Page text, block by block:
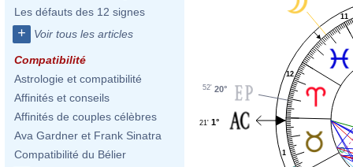
Les défauts des 12 signes
+ Voir tous les articles
Compatibilité
Astrologie et compatibilité
Affinités et conseils
Affinités de couples célèbres
Ava Gardner et Frank Sinatra
Compatibilité du Bélier
1
11
12
20°
52'
1°
21'